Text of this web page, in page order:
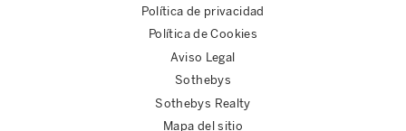
Política de privacidad
Política de Cookies
Aviso Legal
Sothebys
Sothebys Realty
Mapa del sitio